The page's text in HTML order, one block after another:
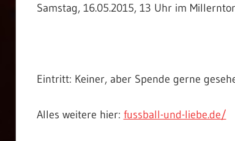
Samstag, 16.05.2015, 13 Uhr im
Eintritt: Keiner, aber Spende gerne
Alles weitere hier: fussball-und-liebe.de/